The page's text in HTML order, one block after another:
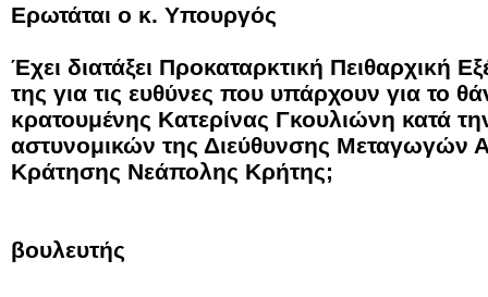
Ερωτάται ο κ. Υπουργός
Έχει διατάξει Προκαταρκτική Πειθαρχική
της για τις ευθύνες που υπάρχουν για το
κρατουμένης Κατερίνας Γκουλιώνη κατά
αστυνομικών της Διεύθυνσης Μεταγωγών
Κράτησης Νεάπολης Kρήτης;
βουλευτής